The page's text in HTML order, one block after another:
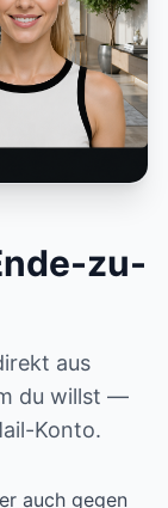
zu-
aus
du willst —
Konto.
auch gegen